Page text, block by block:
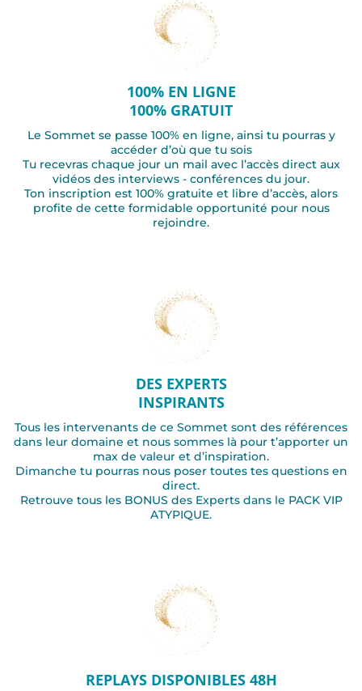
100% EN LIGNE
100% GRATUIT
Le Sommet se passe 100% en ligne, ainsi tu pourras y
accéder d’où que tu sois
Tu recevras chaque jour un mail avec l’accès direct aux
vidéos des interviews - conférences du jour.
Ton inscription est 100% gratuite et libre d’accès, alors
profite de cette formidable opportunité pour nous
rejoindre.
DES EXPERTS
INSPIRANTS
Tous les intervenants de ce Sommet sont des références
dans leur domaine et nous sommes là pour t’apporter un
max de valeur et d’inspiration.
Dimanche tu pourras nous poser toutes tes questions en
direct.
Retrouve tous les BONUS des Experts dans le PACK VIP
ATYPIQUE.
REPLAYS DISPONIBLES 48H